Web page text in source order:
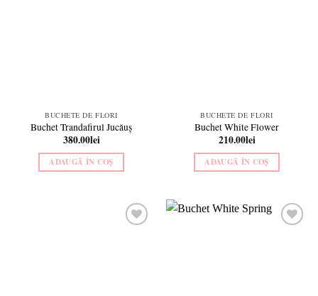
BUCHETE DE FLORI
Buchet Trandafirul Jucăuș
380.00lei
ADAUGĂ ÎN COȘ
BUCHETE DE FLORI
Buchet White Flower
210.00lei
ADAUGĂ ÎN COȘ